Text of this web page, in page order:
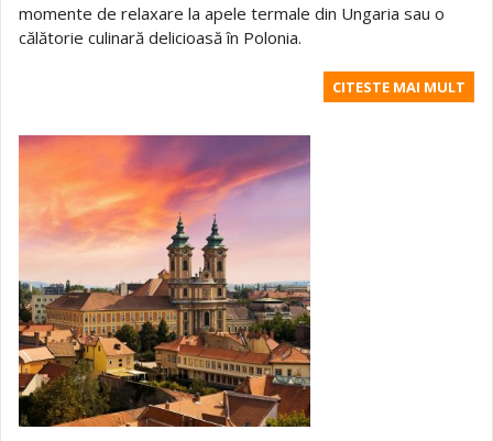
momente de relaxare la apele termale din Ungaria sau o
călătorie culinară delicioasă în Polonia.
CITESTE MAI MULT